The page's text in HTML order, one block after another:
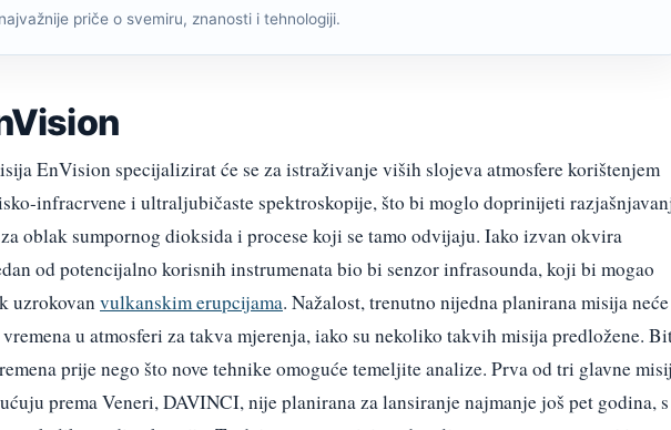
priče o svemiru, znanosti i tehnologiji.
EnVision specijalizirat će se za istraživanje viših slojeva atmosfere korištenjem
infracrvene i ultraljubičaste spektroskopije, što bi moglo doprinijeti
oblak sumpornog dioksida i procese koji se tamo odvijaju. Iako izvan okvira
od potencijalno korisnih instrumenata bio bi senzor infrasounda, koji bi mogao
uzrokovanvulkanskim erupcijama. Nažalost, trenutno nijedna planirana misija neće
u atmosferi za takva mjerenja, iako su nekoliko takvih misija predložene.
prije nego što nove tehnike omoguće temeljite analize. Prva od tri glavne
prema Veneri, DAVINCI, nije planirana za lansiranje najmanje još pet godina, s